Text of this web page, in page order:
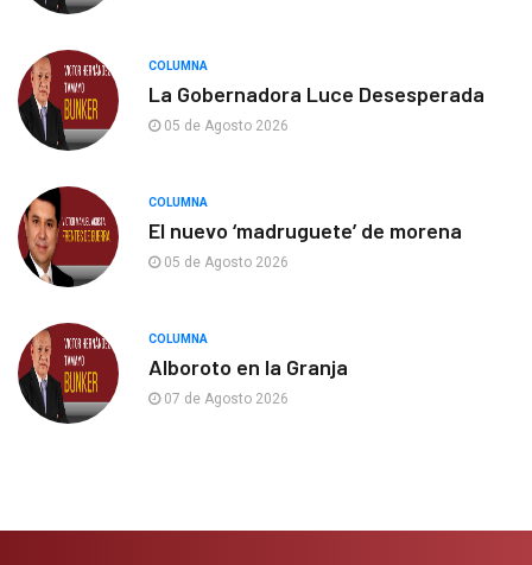
COLUMNA
La Gobernadora Luce Desesperada
05 de Agosto 2026
COLUMNA
El nuevo ‘madruguete’ de morena
05 de Agosto 2026
COLUMNA
Alboroto en la Granja
07 de Agosto 2026